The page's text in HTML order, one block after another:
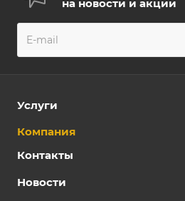
на новости и акции
Услуги
Компания
Контакты
Новости